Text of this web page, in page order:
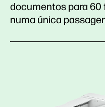
documentos para 60
numa única